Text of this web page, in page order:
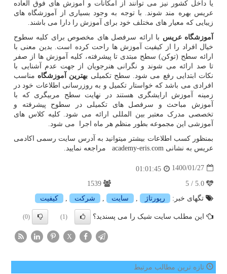
یا داخل کشور نیز می توانند از امکانات و آموزش های فوق العاده
عریس بهره مند شوند. با توجه به وجود بسیاری از آموزشگاه های
زیبایی که معیار های مختلف خود برای آموزش را دارا می باشند.
آموزشگاه عریس با ارائه سرفصل های مخصوص برای کلیه سطوح
خیال افراد را از کیفیت آموزش ها راحت کرده است. بدین معنی با
ارائه سطح (توکن) سطح مبتدی تا پیشرفته، کلیه آموزش ها از صفر
تا صد ارائه می شوند و نگرانی هنرجویان از جهت عدم آشنایی با
نکات ابتدایی رفع می شود. سطح تکمیلی بهترین آموزشگاه مناسب
افرادی می باشد که خواستار تکمیل و به روزرسانی اطلاعات خود در
زمینه آموزش ارایشگری هستند در نهایت سطح مربیگری که با
آموزش مباحث و سرفصل های تکمیلی در سطوح پیشرفته و
تخصصی مدرک معتبر بین المللی ارائه می شود. کلیه کلاس های
آموزشی این مجموعه بطور منظم هر ماه اجرا می شود.
بمنظور کسب اطلاعات بیشتر میتوانید به آدرس سایت رسمی اکادمی
عریس به نشانی academy-eris.com مراجعه نمایید.
1400/01/27
01:01:45
تگهای خبر:
رپورتاژ سایت شركت كیفیت
این مطلب سایت شیک را می پسندید؟ (1)
(0)
X
تازه ترین مطالب مرتبط